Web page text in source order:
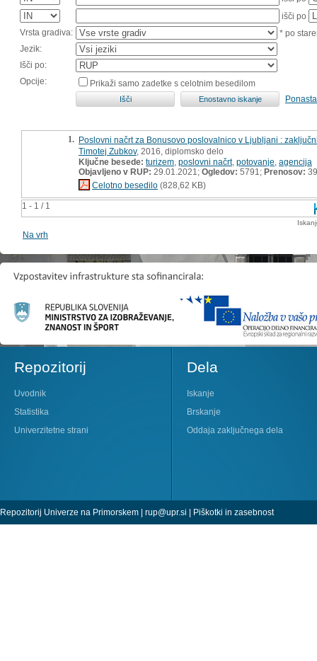
išči po
Vrsta gradiva:
* po
Jezik:
Išči po:
Opcije:
Prikaži samo zadetke s celotnim besedilom
1 - 1 / 1
1. Poslovni načrt za Bonusovo poslovalnico v Ljubljani :
Timotej Zubkov, 2016, diplomsko delo
Ključne besede: turizem poslovni načrt, potovanje agencija
Objavljeno v RUP: 29.01.2021; Ogledov: 5791; Prenosov: 39
Celotno besedilo (828,62 KB)
Na vrh
Repozitorij
Uvodnik
Statistika
Univerzitetne strani
Dela
Iskanje
Brskanje
Oddaja zaključnega dela
Repozitorij Univerze na Primorskem | rup@upr.si | Piškotki in zasebnost